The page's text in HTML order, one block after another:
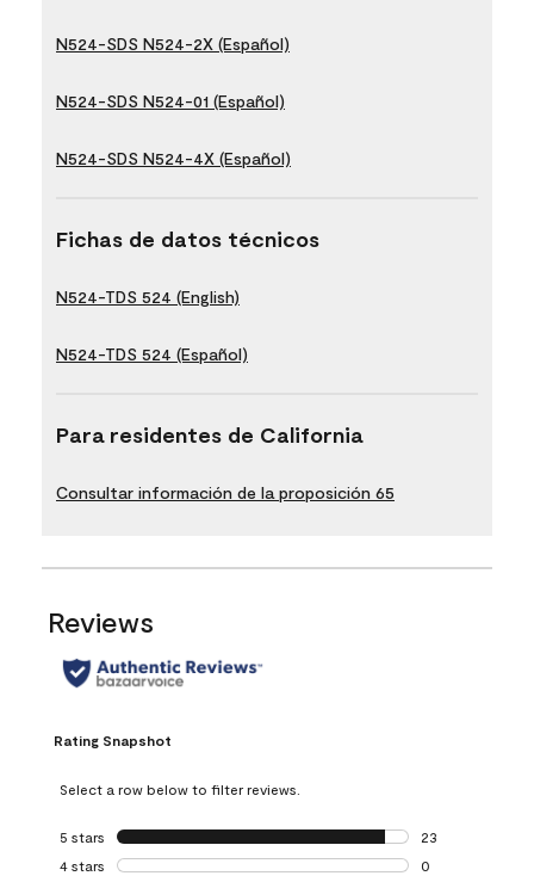
N524-SDS N524-2X (Español)
N524-SDS N524-01 (Español)
N524-SDS N524-4X (Español)
Fichas de datos técnicos
N524-TDS 524 (English)
N524-TDS 524 (Español)
Para residentes de California
Consultar información de la proposición 65
Reviews
Rating Snapshot
Select a row below to filter reviews.
5 stars stars
23
23 reviews with
4 stars stars
0